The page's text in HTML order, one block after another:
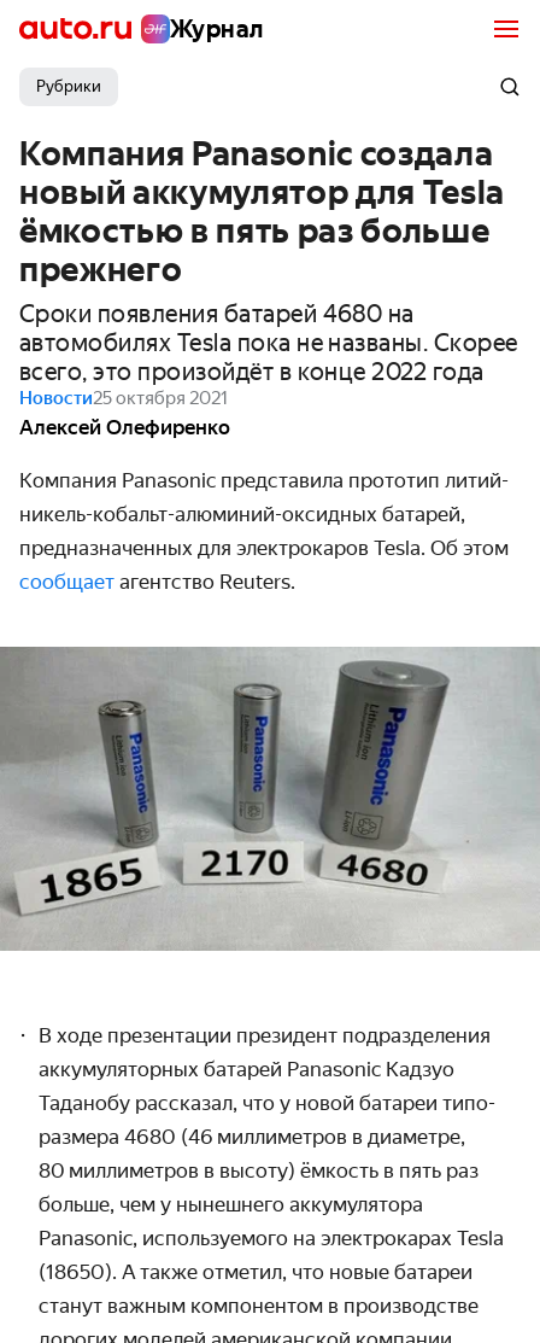
Журнал
Рубрики
Компания Panasonic создала
новый аккумулятор для Tesla
ёмкостью в пять раз больше
прежнего
Сроки появления батарей 4680 на
автомобилях Tesla пока не названы. Скорее
всего, это произойдёт в конце 2022 года
Новости25 октября 2021
Алексей Олефиренко
Компания Panasonic представила прототип литий-
никель-кобальт-алюминий-оксидных батарей,
предназ­наченных для электрокаров Tesla. Об этом
сообщает агентство Reuters.
В ходе презентации президент подразделения
аккуму­ляторных батарей Panasonic Кадзуо
Таданобу рассказал, что у новой батареи типо­
размера 4680 (46 милли­метров в диаметре,
80 милли­метров в высоту) ёмкость в пять раз
больше, чем у нынешнего аккумулятора
Panasonic, использу­емого на электрокарах Tesla
(18650). А также отметил, что новые батареи
станут важным компонентом в произ­водстве